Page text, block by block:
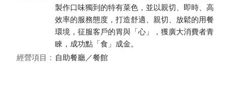
製作口味獨到的特有菜色，並以親切、即時、高
效率的服務態度，打造舒適、親切、放鬆的用餐
環境，征服客戶的胃與「心」，獲廣大消費者青
睞，成功點「食」成金。
經營項目： 自助餐廳／餐館